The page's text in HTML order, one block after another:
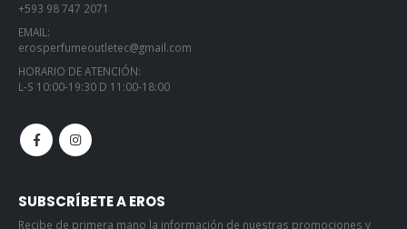
+593 98 747 2071
EMAIL:
erosperfumeoutletec@gmail.com
HORARIO DE ATENCIÓN:
L-S 10:00-19:30 D 11:00-18:00
SUBSCRÍBETE A EROS
Recibe de primera mano la información de nuestras promociones y